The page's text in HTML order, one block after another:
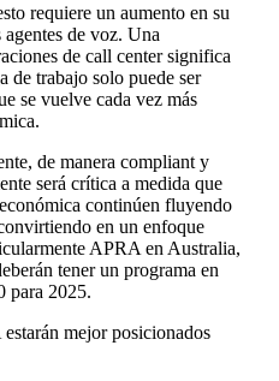
requiere un aumento en su
de voz. Una
de call center significa
de trabajo solo puede ser
se vuelve cada vez más
de manera compliant y
será crítica a medida que
continúen fluyendo
en un enfoque
APRA en Australia,
tener un programa en
para 2025.​​
mejor posicionados